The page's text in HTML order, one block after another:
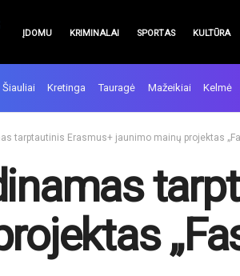
ĮDOMU KRIMINALAI SPORTAS KULTŪRA
Šiauliai Kretinga Tauragė Mažeikiai Kelmė
tarptautinis Erasmus+ jaunimo mainų projektas